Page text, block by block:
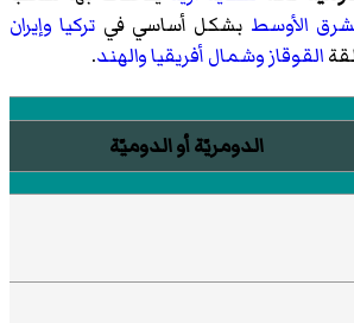
الأوسط بشكل أساسي في تركيا وإيران
القوقازوشمال أفريقياوالهند.
الدومريّةأوالدوميّة